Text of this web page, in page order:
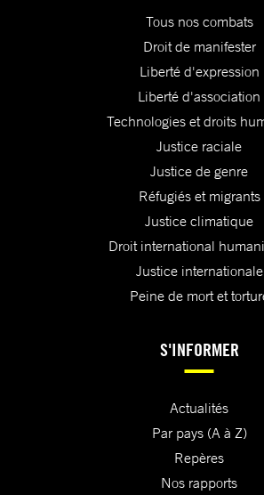
Tous nos combats
Droit de manifester
Liberté d'expression
Liberté d'association
Technologies et droits
Justice raciale
Justice de genre
Réfugiés et migrants
Justice climatique
Droit international
Justice internationale
Peine de mort et
S'INFORMER
Actualités
Par pays (A à Z)
Repères
Nos rapports